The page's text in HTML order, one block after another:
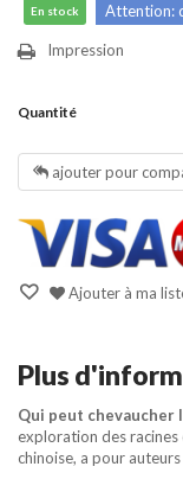
En stock Attention:
Impression
Quantité
ajouter pour
Ajouter à ma
Plus
Qui peut chevaucher
exploration des
chinoise, a pour auteurs